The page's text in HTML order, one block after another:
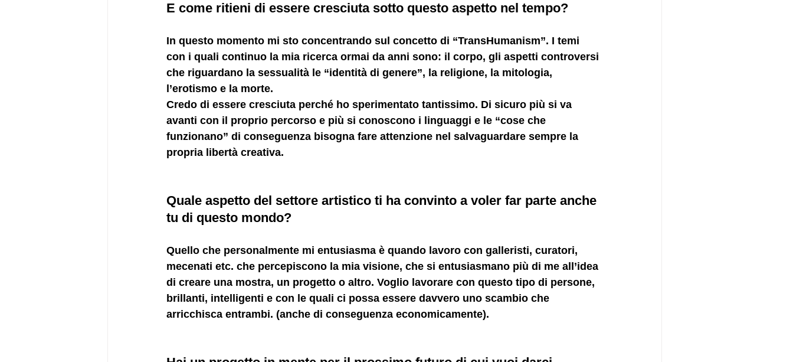
E come ritieni di essere cresciuta sotto questo aspetto nel tempo?
In questo momento mi sto concentrando sul concetto di “TransHumanism”. I temi
con i quali continuo la mia ricerca ormai da anni sono: il corpo, gli aspetti controversi
che riguardano la sessualità le “identità di genere”, la religione, la mitologia,
l’erotismo e la morte.
Credo di essere cresciuta perché ho sperimentato tantissimo. Di sicuro più si va
avanti con il proprio percorso e più si conoscono i linguaggi e le “cose che
funzionano” di conseguenza bisogna fare attenzione nel salvaguardare sempre la
propria libertà creativa.
Quale aspetto del settore artistico ti ha convinto a voler far parte anche
tu di questo mondo?
Quello che personalmente mi entusiasma è quando lavoro con galleristi, curatori,
mecenati etc. che percepiscono la mia visione, che si entusiasmano più di me all’idea
di creare una mostra, un progetto o altro. Voglio lavorare con questo tipo di persone,
brillanti, intelligenti e con le quali ci possa essere davvero uno scambio che
arricchisca entrambi. (anche di conseguenza economicamente).